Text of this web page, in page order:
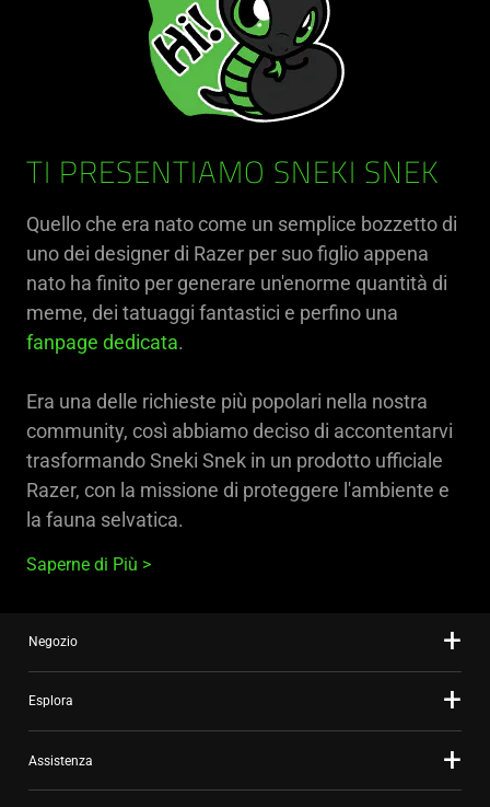
TI PRESENTIAMO SNEKI SNEK
Quello che era nato come un semplice bozzetto di
uno dei designer di Razer per suo figlio appena
nato ha finito per generare un'enorme quantità di
meme, dei tatuaggi fantastici e perfino una
fanpage dedicata.
Era una delle richieste più popolari nella nostra
community, così abbiamo deciso di accontentarvi
trasformando Sneki Snek in un prodotto ufficiale
Razer, con la missione di proteggere l'ambiente e
la fauna selvatica.
Saperne di Più
Negozio
Esplora
Assistenza